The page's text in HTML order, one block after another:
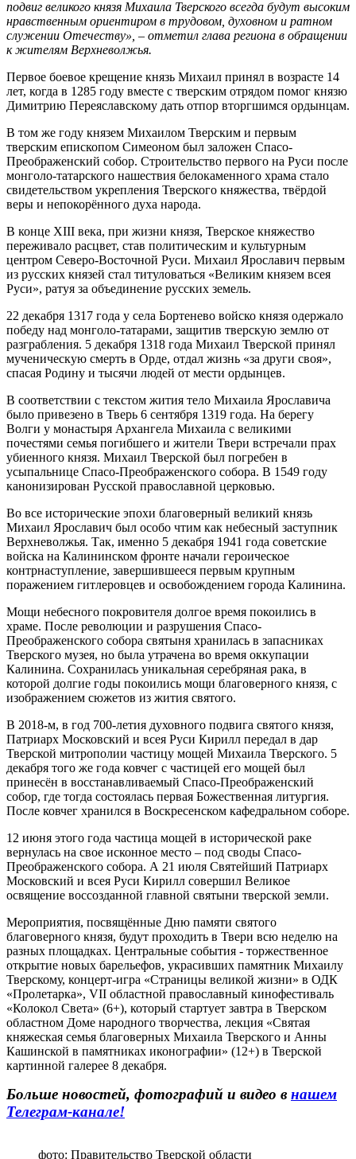
подвиг великого князя Михаила Тверского всегда будут высоким
нравственным ориентиром в трудовом, духовном и ратном
служении Отечеству», – отметил глава региона в обращении
к жителям Верхневолжья.
Первое боевое крещение князь Михаил принял в возрасте 14
лет, когда в 1285 году вместе с тверским отрядом помог князю
Димитрию Переяславскому дать отпор вторгшимся ордынцам.
В том же году князем Михаилом Тверским и первым
тверским епископом Симеоном был заложен Спасо-
Преображенский собор. Строительство первого на Руси после
монголо-татарского нашествия белокаменного храма стало
свидетельством укрепления Тверского княжества, твёрдой
веры и непокорённого духа народа.
В конце XIII века, при жизни князя, Тверское княжество
переживало расцвет, став политическим и культурным
центром Северо-Восточной Руси. Михаил Ярославич первым
из русских князей стал титуловаться «Великим князем всея
Руси», ратуя за объединение русских земель.
22 декабря 1317 года у села Бортенево войско князя одержало
победу над монголо-татарами, защитив тверскую землю от
разграбления. 5 декабря 1318 года Михаил Тверской принял
мученическую смерть в Орде, отдал жизнь «за други своя»,
спасая Родину и тысячи людей от мести ордынцев.
В соответствии с текстом жития тело Михаила Ярославича
было привезено в Тверь 6 сентября 1319 года. На берегу
Волги у монастыря Архангела Михаила с великими
почестями семья погибшего и жители Твери встречали прах
убиенного князя. Михаил Тверской был погребен в
усыпальнице Спасо-Преображенского собора. В 1549 году
канонизирован Русской православной церковью.
Во все исторические эпохи благоверный великий князь
Михаил Ярославич был особо чтим как небесный заступник
Верхневолжья. Так, именно 5 декабря 1941 года советские
войска на Калининском фронте начали героическое
контрнаступление, завершившееся первым крупным
поражением гитлеровцев и освобождением города Калинина.
Мощи небесного покровителя долгое время покоились в
храме. После революции и разрушения Спасо-
Преображенского собора святыня хранилась в запасниках
Тверского музея, но была утрачена во время оккупации
Калинина. Сохранилась уникальная серебряная рака, в
которой долгие годы покоились мощи благоверного князя, с
изображением сюжетов из жития святого.
В 2018-м, в год 700-летия духовного подвига святого князя,
Патриарх Московский и всея Руси Кирилл передал в дар
Тверской митрополии частицу мощей Михаила Тверского. 5
декабря того же года ковчег с частицей его мощей был
принесён в восстанавливаемый Спасо-Преображенский
собор, где тогда состоялась первая Божественная литургия.
После ковчег хранился в Воскресенском кафедральном соборе.
12 июня этого года частица мощей в исторической раке
вернулась на свое исконное место – под своды Спасо-
Преображенского собора. А 21 июля Святейший Патриарх
Московский и всея Руси Кирилл совершил Великое
освящение воссозданной главной святыни тверской земли.
Мероприятия, посвящённые Дню памяти святого
благоверного князя, будут проходить в Твери всю неделю на
разных площадках. Центральные события - торжественное
открытие новых барельефов, украсивших памятник Михаилу
Тверскому, концерт-игра «Страницы великой жизни» в ОДК
«Пролетарка», VII областной православный кинофестиваль
«Колокол Света» (6+), который стартует завтра в Тверском
областном Доме народного творчества, лекция «Святая
княжеская семья благоверных Михаила Тверского и Анны
Кашинской в памятниках иконографии» (12+) в Тверской
картинной галерее 8 декабря.
Больше новостей, фотографий и видео в нашем
Телеграм-канале!
фото: Правительство Тверской области